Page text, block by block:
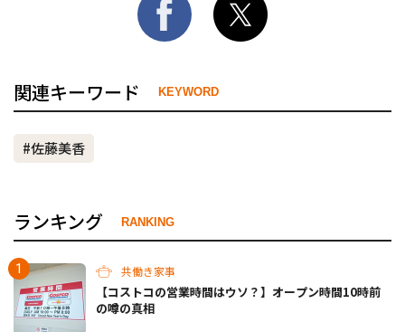
関連キーワード KEYWORD
#佐藤美香
ランキング RANKING
共働き家事
【コストコの営業時間はウソ？】オープン時間10時前
の噂の真相